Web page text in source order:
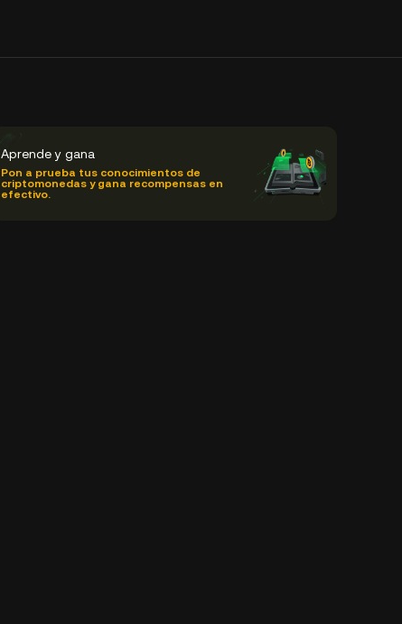
Aprende y gana
Pon a prueba tus conocimientos de
criptomonedas y gana recompensas en
efectivo.